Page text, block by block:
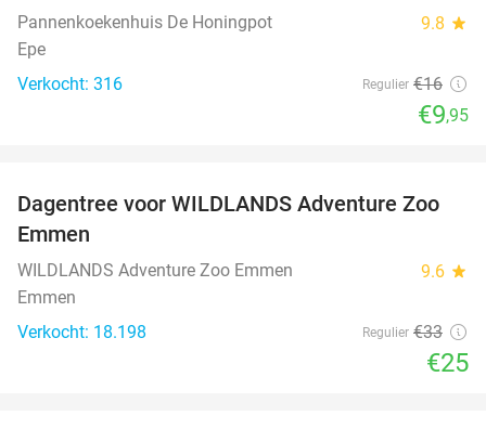
Pannenkoekenhuis De Honingpot 9.8 star
Epe
Verkocht: 316
Regulier €16
€9,95
24%
Dagentree voor WILDLANDS Adventure Zoo
Emmen
WILDLANDS Adventure Zoo Emmen 9.6 star
Emmen
Verkocht: 18.198
Regulier €33
€25